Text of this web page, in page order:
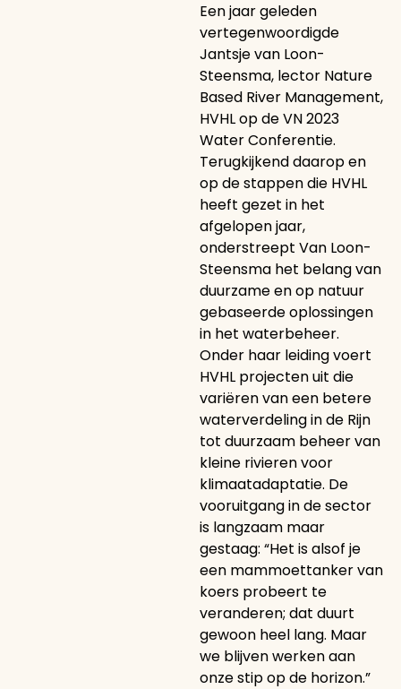
Een jaar geleden
vertegenwoordigde
Jantsje van Loon-
Steensma, lector Nature
Based River Management,
HVHL op de VN 2023
Water Conferentie.
Terugkijkend daarop en
op de stappen die HVHL
heeft gezet in het
afgelopen jaar,
onderstreept Van Loon-
Steensma het belang van
duurzame en op natuur
gebaseerde oplossingen
in het waterbeheer.
Onder haar leiding voert
HVHL projecten uit die
variëren van een betere
waterverdeling in de Rijn
tot duurzaam beheer van
kleine rivieren voor
klimaatadaptatie. De
vooruitgang in de sector
is langzaam maar
gestaag: “Het is alsof je
een mammoettanker van
koers probeert te
veranderen; dat duurt
gewoon heel lang. Maar
we blijven werken aan
onze stip op de horizon.”